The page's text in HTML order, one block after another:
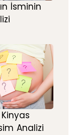
İsminin
Analizi